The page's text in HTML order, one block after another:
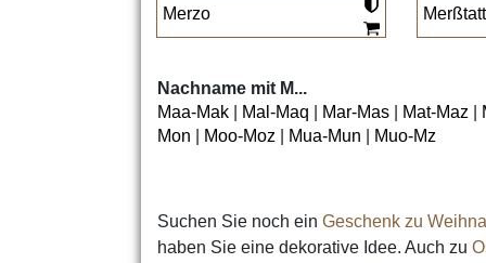
Merzo Merßtatt
Nachname mit M...
Maa-Mak
Mal-Maq Mar-Mas Mat-Maz
Mon
Moo-Moz Mua-Mun Muo-Mz
Suchen Sie noch ein Geschenk zu
haben Sie eine dekorative Idee. Auch zu